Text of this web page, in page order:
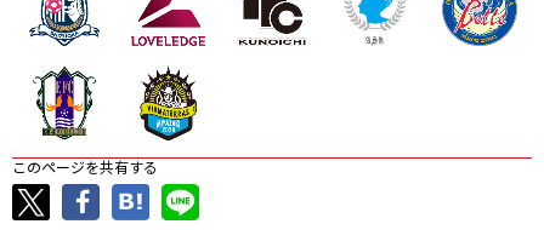
このページを共有する